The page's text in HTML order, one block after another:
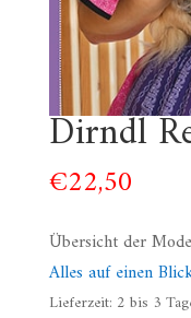
Dirndl
€22,50
Übersicht der
Alles auf einen
Lieferzeit: 2 bis 3